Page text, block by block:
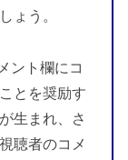
ょう。
ント欄にコ
とを奨励す
生まれ、さ
聴者のコメ